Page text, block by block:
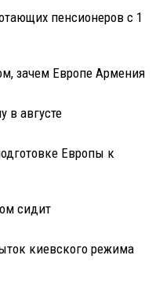
пенсионеров с 1
зачем Европе Армения
в августе
Европы к
сидит
киевского режима